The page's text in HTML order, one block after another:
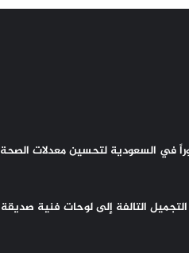
في السعودية لتحسين معدلات الصحة
التالفة إلى لوحات فنية صديقة